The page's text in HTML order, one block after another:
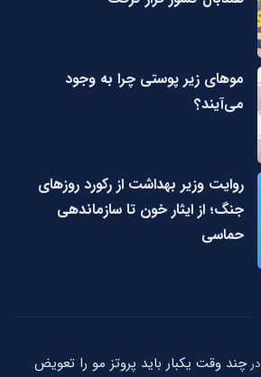
مو‌های زیر پوستی چرا به وجود
می‌آیند؟
روایت وزیر بهداشت از رکورد روزهای
جنگ؛ از ایثار خون تا سازماندهی
حماسی
درچند وقت یکبار باید پروتز مو را تعویض